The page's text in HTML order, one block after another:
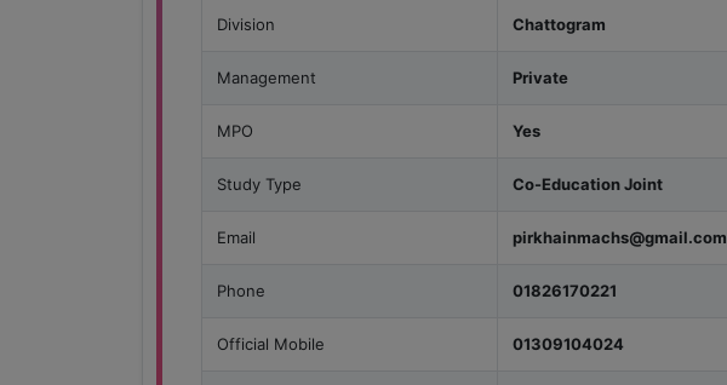
Division Chattogram
Management Private
MPO Yes
Study Type Co-Education Joint
Email pirkhainmachs@gmail.com
Phone 01826170221
Official Mobile 01309104024